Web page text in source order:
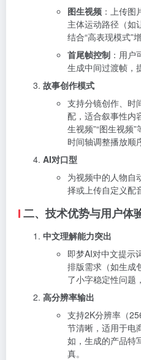
图生视频 ：上传图
主体运动路径（如
结合“高表现模式”
首尾帧控制 ：用
生成中间过渡帧，
故事创作模式
支持分镜创作、时
配，适合叙事性内
生视频”“图生视频
时间轴调整播放顺
AI对口型
为视频中的人物自
择或上传自定义配
二、技术优势与用户体
中文理解能力突出
即梦AI对中文提示
排版需求（如生成
了小字稳定性问题
高分辨率输出
支持2K分辨率（
节清晰，适用于电
如，生成的产品特
真。